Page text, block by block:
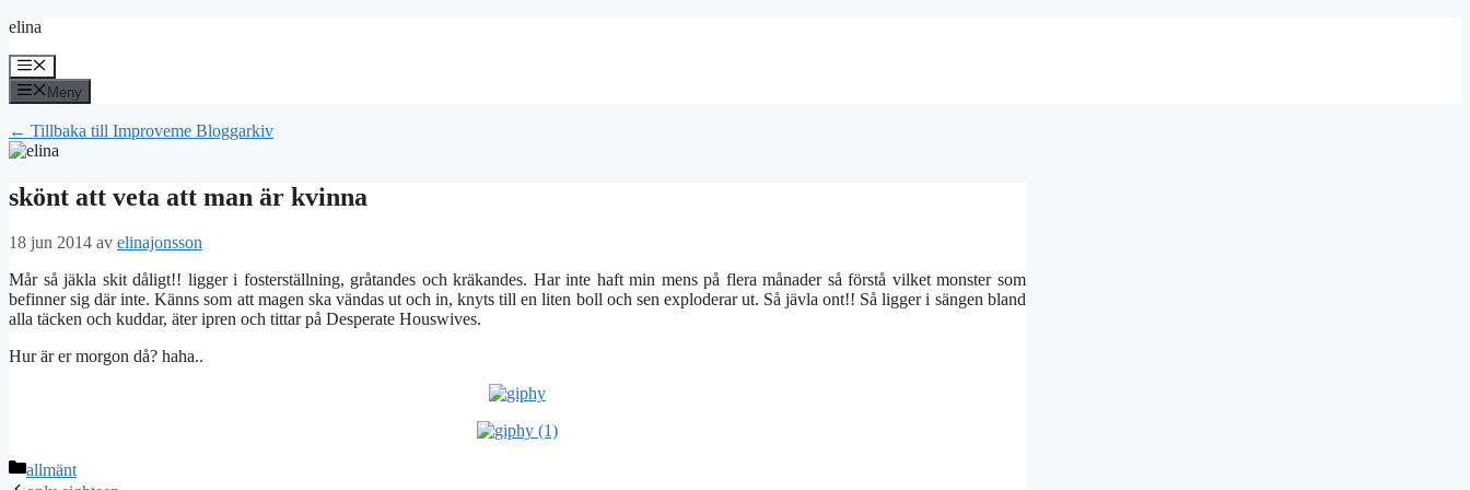
Hoppa
innehåll
elina
Meny
Meny
← Tillbaka till Improveme Bloggarkiv
skönt att veta att man är kvinna
18 jun 2014 av elinajonsson
Mår så jäkla skit dåligt!! ligger i fosterställning, gråtandes och kräkandes. Har inte haft min mens på flera månader så förstå vilket monster som
befinner sig där inte. Känns som att magen ska vändas ut och in, knyts till en liten boll och sen exploderar ut. Så jävla ont!! Så ligger i sängen bland
alla täcken och kuddar, äter ipren och tittar på Desperate Houswives.
Hur är er morgon då? haha..
Kategorier
allmänt